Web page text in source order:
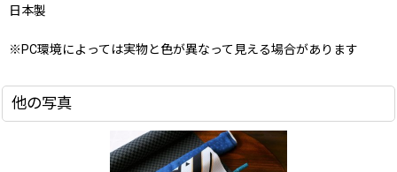
日本製
※PC環境によっては実物と色が異なって見える場合があります
他の写真